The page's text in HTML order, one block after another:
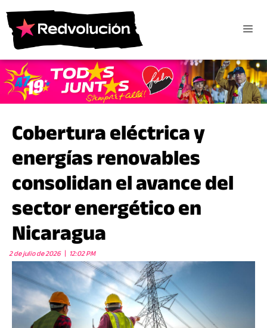
Cobertura eléctrica y
energías renovables
consolidan el avance del
sector energético en
Nicaragua
2 de julio de 2026 12:02 PM